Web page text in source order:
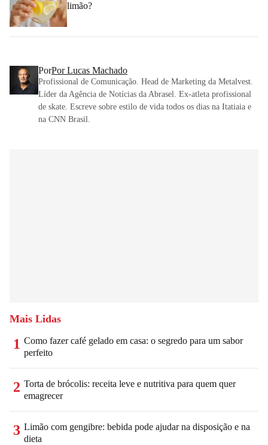
limão?
PorPor Lucas Machado
Profissional de Comunicação. Head de Marketing da Metalvest.
Líder da Agência de Notícias da Abrasel. Ex-atleta profissional
de skate. Escreve sobre estilo de vida todos os dias na Itatiaia e
na CNN Brasil.
Mais Lidas
1 Como fazer café gelado em casa: o segredo para um sabor
perfeito
2 Torta de brócolis: receita leve e nutritiva para quem quer
emagrecer
3 Limão com gengibre: bebida pode ajudar na disposição e na
dieta